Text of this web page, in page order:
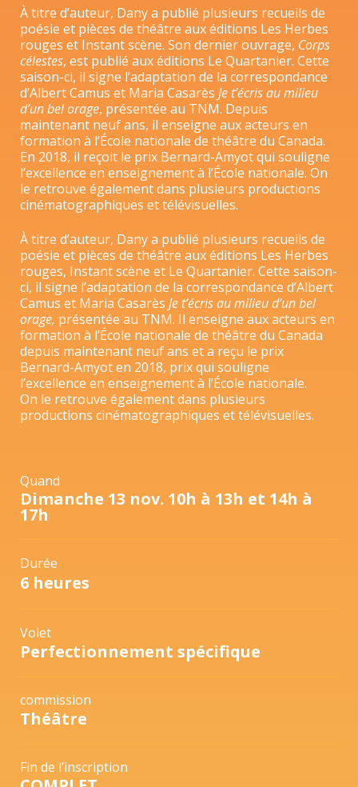
À titre d’auteur, Dany a publié plusieurs recueils de
poésie et pièces de théâtre aux éditions Les Herbes
rouges et Instant scène. Son dernier ouvrage, Corps
célestes, est publié aux éditions Le Quartanier. Cette
saison-ci, il signe l’adaptation de la correspondance
d’Albert Camus et Maria Casarès Je t’écris au milieu
d’un bel orage, présentée au TNM. Depuis
maintenant neuf ans, il enseigne aux acteurs en
formation à l’École nationale de théâtre du Canada.
En 2018, il reçoit le prix Bernard-Amyot qui souligne
l’excellence en enseignement à l’École nationale. On
le retrouve également dans plusieurs productions
cinématographiques et télévisuelles.
À titre d’auteur, Dany a publié plusieurs recueils de
poésie et pièces de théâtre aux éditions Les Herbes
rouges, Instant scène et Le Quartanier. Cette saison-
ci, il signe l’adaptation de la correspondance d’Albert
Camus et Maria Casarès Je t’écris au milieu d’un bel
orage, présentée au TNM. Il enseigne aux acteurs en
formation à l’École nationale de théâtre du Canada
depuis maintenant neuf ans et a reçu le prix
Bernard-Amyot en 2018, prix qui souligne
l’excellence en enseignement à l’École nationale.
On le retrouve également dans plusieurs
productions cinématographiques et télévisuelles.
Quand
Dimanche 13 nov. 10h à 13h et 14h à
17h
Durée
6 heures
Volet
Perfectionnement spécifique
commission
Théâtre
Fin de l’inscription